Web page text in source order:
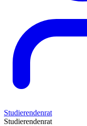
Studierendenrat
Studierendenrat